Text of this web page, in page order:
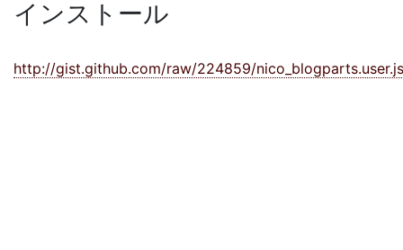
インストール
http://gist.github.com/raw/224859/nico_blogparts.user.js